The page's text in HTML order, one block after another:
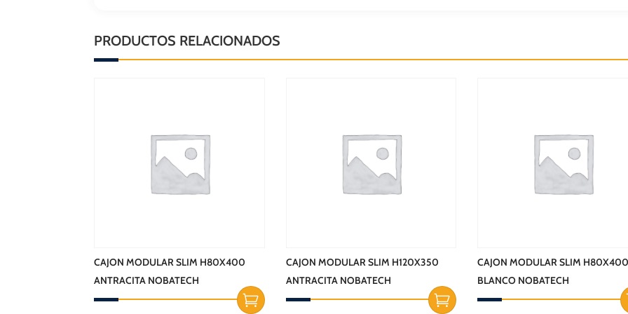
PRODUCTOS RELACIONADOS
CAJON MODULAR SLIM H80X400
ANTRACITA NOBATECH
CAJON MODULAR SLIM H120X350
ANTRACITA NOBATECH
CAJON MODULAR SLIM
BLANCO NOBATECH